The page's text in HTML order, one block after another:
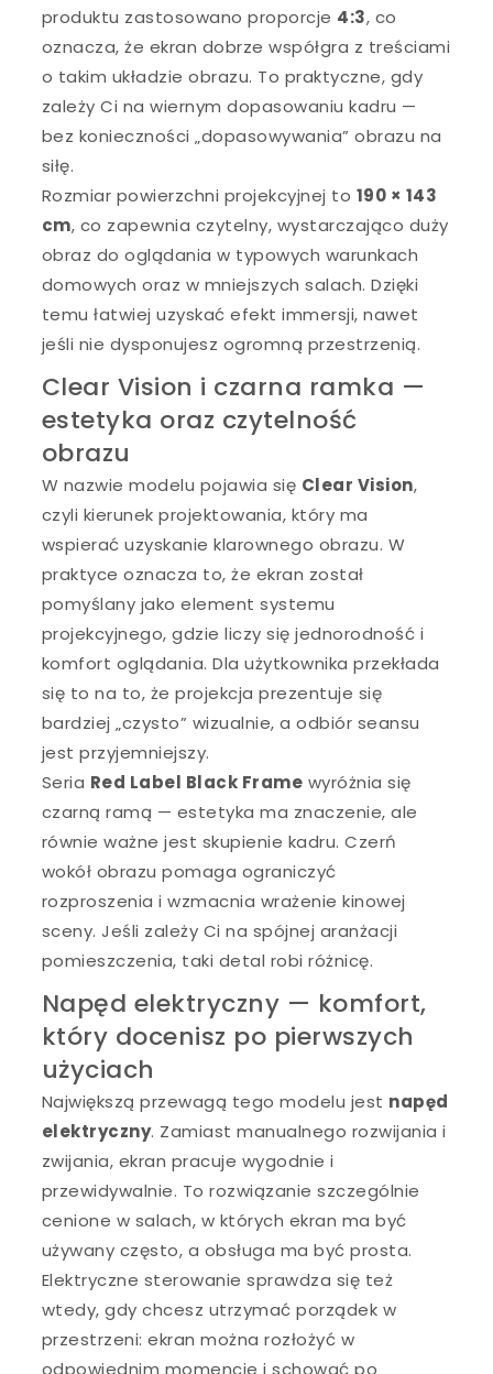
produktu zastosowano proporcje 4:3, co
oznacza, że ekran dobrze współgra z treściami
o takim układzie obrazu. To praktyczne, gdy
zależy Ci na wiernym dopasowaniu kadru —
bez konieczności „dopasowywania” obrazu na
siłę.
Rozmiar powierzchni projekcyjnej to 190 × 143
cm, co zapewnia czytelny, wystarczająco duży
obraz do oglądania w typowych warunkach
domowych oraz w mniejszych salach. Dzięki
temu łatwiej uzyskać efekt immersji, nawet
jeśli nie dysponujesz ogromną przestrzenią.
Clear Vision i czarna ramka —
estetyka oraz czytelność
obrazu
W nazwie modelu pojawia się Clear Vision,
czyli kierunek projektowania, który ma
wspierać uzyskanie klarownego obrazu. W
praktyce oznacza to, że ekran został
pomyślany jako element systemu
projekcyjnego, gdzie liczy się jednorodność i
komfort oglądania. Dla użytkownika przekłada
się to na to, że projekcja prezentuje się
bardziej „czysto” wizualnie, a odbiór seansu
jest przyjemniejszy.
Seria Red Label Black Frame wyróżnia się
czarną ramą — estetyka ma znaczenie, ale
równie ważne jest skupienie kadru. Czerń
wokół obrazu pomaga ograniczyć
rozproszenia i wzmacnia wrażenie kinowej
sceny. Jeśli zależy Ci na spójnej aranżacji
pomieszczenia, taki detal robi różnicę.
Napęd elektryczny — komfort,
który docenisz po pierwszych
użyciach
Największą przewagą tego modelu jest napęd
elektryczny. Zamiast manualnego rozwijania i
zwijania, ekran pracuje wygodnie i
przewidywalnie. To rozwiązanie szczególnie
cenione w salach, w których ekran ma być
używany często, a obsługa ma być prosta.
Elektryczne sterowanie sprawdza się też
wtedy, gdy chcesz utrzymać porządek w
przestrzeni: ekran można rozłożyć w
odpowiednim momencie i schować po